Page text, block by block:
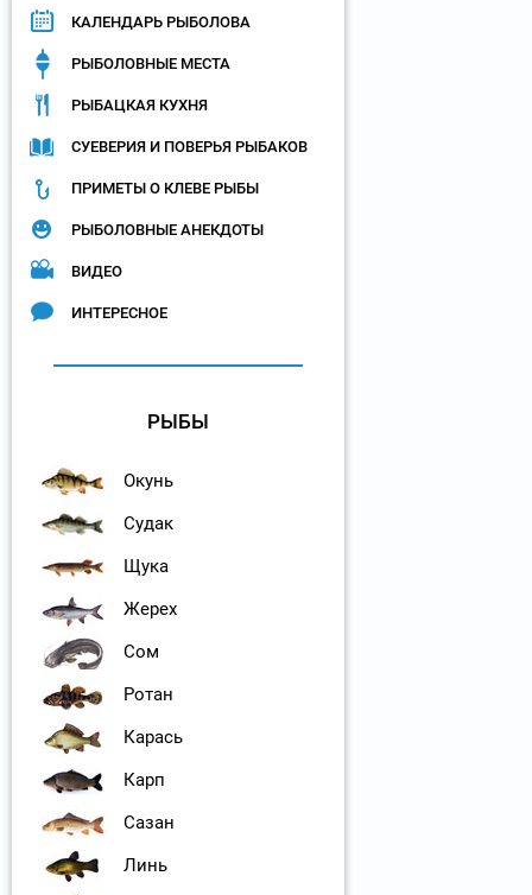
КАЛЕНДАРЬ РЫБОЛОВА
РЫБОЛОВНЫЕ МЕСТА
РЫБАЦКАЯ КУХНЯ
СУЕВЕРИЯ И ПОВЕРЬЯ РЫБАКОВ
ПРИМЕТЫ О КЛЕВЕ РЫБЫ
РЫБОЛОВНЫЕ АНЕКДОТЫ
ВИДЕО
ИНТЕРЕСНОЕ
РЫБЫ
Окунь
Судак
Щука
Жерех
Сом
Ротан
Карась
Карп
Сазан
Линь